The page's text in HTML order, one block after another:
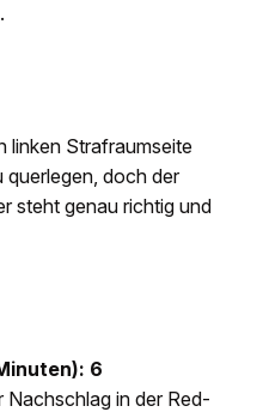
linken Strafraumseite
querlegen, doch der
steht genau richtig und
6
Nachschlag in der Red-